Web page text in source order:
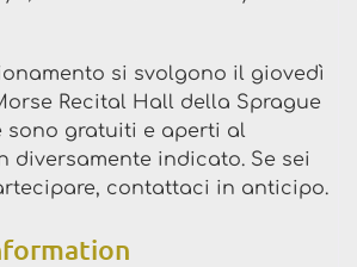
si svolgono il giovedì
Recital Hall della Sprague
sono gratuiti e aperti al
diversamente indicato. Se sei
contattaci in anticipo.